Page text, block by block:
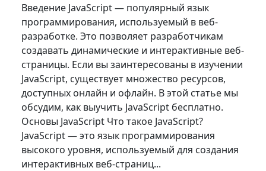
Введение JavaScript — популярный язык
программирования, используемый в веб-
разработке. Это позволяет разработчикам
создавать динамические и интерактивные веб-
страницы. Если вы заинтересованы в изучении
JavaScript, существует множество ресурсов,
доступных онлайн и офлайн. В этой статье мы
обсудим, как выучить JavaScript бесплатно.
Основы JavaScript Что такое JavaScript?
JavaScript — это язык программирования
высокого уровня, используемый для создания
интерактивных веб-страниц...